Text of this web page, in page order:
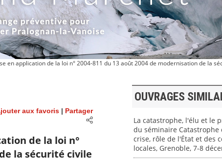
en application de la loi n° 2004-811 du 13 août 2004 de modernisation de la
aux favoris Partager
de la loi n°
la sécurité civile
OUVRAGES
La catastrophe, l'élu et le
du séminaire Catastrophe
crise, rôle de l'État et des
locales, Grenoble, 7-8